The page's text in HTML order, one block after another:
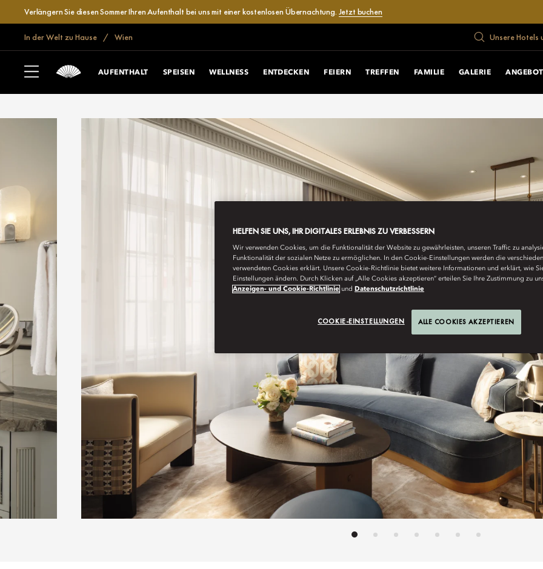
Verlängern Sie diesen Sommer Ihren Aufenthalt bei uns mit einer kostenlosen Übernachtung. Jetzt buchen
In der Welt zu Hause Wien Unsere Hotels
AUFENTHALT SPEISEN WELLNESS ENTDECKEN FEIERN TREFFEN FAMILIE GALERIE
HELFEN SIE UNS, IHR DIGITALES ERLEBNIS ZU VERBESSERN
Wir verwenden Cookies, um die Funktionalität der Website zu gewährleisten, unseren Traffic zu
Funktionalität der sozialen Netze zu ermöglichen. In den Cookie-Einstellungen werden die
verwendeten Cookies erklärt. Unsere Cookie-Richtlinie bietet weitere Informationen und erklärt, wie
Einstellungen ändern. Durch Klicken auf „Alle Cookies akzeptieren“ erteilen Sie Ihre Zustimmung zu
Anzeigen- und Cookie-Richtlinie und Datenschutzrichtlinie
COOKIE-EINSTELLUNGEN ALLE COOKIES AKZEPTIEREN